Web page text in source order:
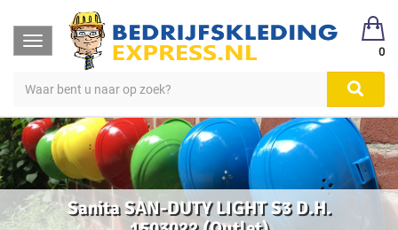
Toggle
navigation
0
Sanita SAN-DUTY LIGHT S3 D.H.